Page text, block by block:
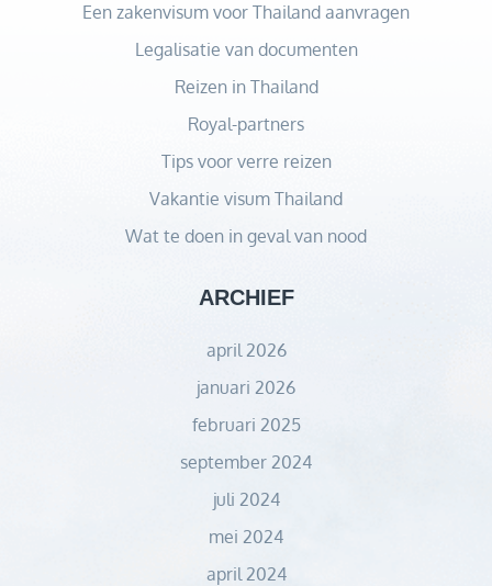
Een zakenvisum voor Thailand aanvragen
Legalisatie van documenten
Reizen in Thailand
Royal-partners
Tips voor verre reizen
Vakantie visum Thailand
Wat te doen in geval van nood
ARCHIEF
april 2026
januari 2026
februari 2025
september 2024
juli 2024
mei 2024
april 2024